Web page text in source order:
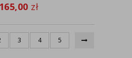
165,00 zł
3 4 5